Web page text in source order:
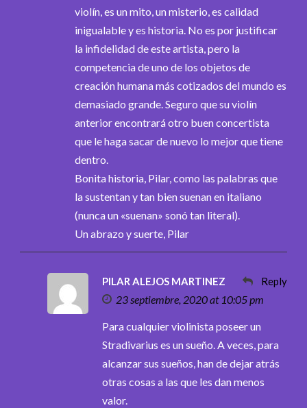
violín, es un mito, un misterio, es calidad
inigualable y es historia. No es por justificar
la infidelidad de este artista, pero la
competencia de uno de los objetos de
creación humana más cotizados del mundo es
demasiado grande. Seguro que su violín
anterior encontrará otro buen concertista
que le haga sacar de nuevo lo mejor que tiene
dentro.
Bonita historia, Pilar, como las palabras que
la sustentan y tan bien suenan en italiano
(nunca un «suenan» sonó tan literal).
Un abrazo y suerte, Pilar
PILAR ALEJOS MARTINEZ
23 septiembre, 2020 at 10:05 pm
Reply
Para cualquier violinista poseer un
Stradivarius es un sueño. A veces, para
alcanzar sus sueños, han de dejar atrás
otras cosas a las que les dan menos
valor.